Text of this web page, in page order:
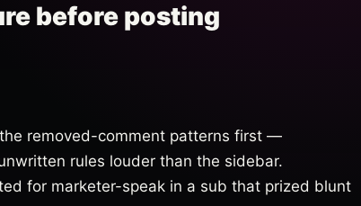
before posting
removed-comment patterns first —
rules louder than the sidebar.
for marketer-speak in a sub that prized blunt